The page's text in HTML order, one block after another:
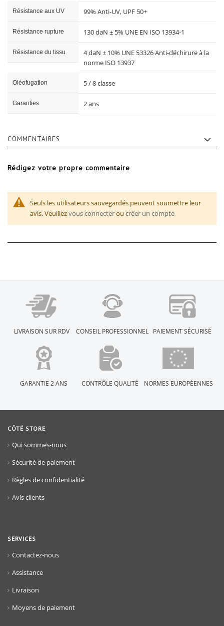
Résistance aux UV 99% Anti-UV, UPF 50+
Résistance rupture 130 daN ± 5% UNE EN ISO 13934-1
Résistance du tissu
4 daN ± 10% UNE 53326 Anti-déchirure à la
norme ISO 13937
Oléofugation 5 / 8 classe
Garanties 2 ans
COMMENTAIRES
Rédigez votre propre commentaire
Seuls les utilisateurs sauvegardés peuvent soumettre leur
avis. Veuillezvous connecterou créer un compte
LIVRAISON SUR RDV CONSEIL PROFESSIONNEL PAIEMENT SÉCURISÉ
GARANTIE 2 ANS CONTRÔLE QUALITÉ NORMES EUROPÉENNES
CÔTÉ STORE
Qui sommes-nous
Sécurité de paiement
Règles de confidentialité
Avis clients
SERVICES
Contactez-nous
Assistance
Livraison
Moyens de paiement